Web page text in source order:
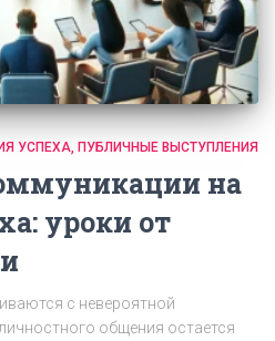
УСПЕХА ПУБЛИЧНЫЕ ВЫСТУПЛЕНИЯ
на
уроки от
с невероятной
общения остается